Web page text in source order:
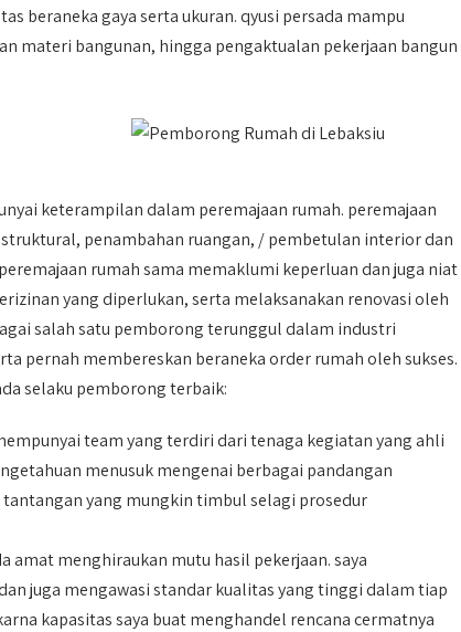
beraneka gaya serta ukuran. qyusi persada mampu
materi bangunan, hingga pengaktualan pekerjaan bangun
keterampilan dalam peremajaan rumah. peremajaan
penambahan ruangan, / pembetulan interior dan
rumah sama memaklumi keperluan dan juga niat
yang diperlukan, serta melaksanakan renovasi oleh
salah satu pemborong terunggul dalam industri
pernah membereskan beraneka order rumah oleh sukses.
selaku pemborong terbaik:
team yang terdiri dari tenaga kegiatan yang ahli
menusuk mengenai berbagai pandangan
yang mungkin timbul selagi prosedur
amat menghiraukan mutu hasil pekerjaan. saya
juga mengawasi standar kualitas yang tinggi dalam tiap
kapasitas saya buat menghandel rencana cermatnya